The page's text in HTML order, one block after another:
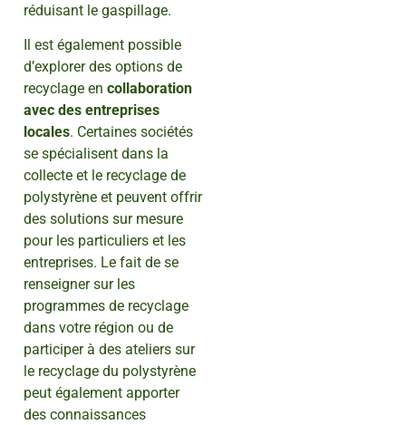
réduisant le gaspillage.
Il est également possible
d’explorer des options de
recyclage en collaboration
avec des entreprises
locales. Certaines sociétés
se spécialisent dans la
collecte et le recyclage de
polystyrène et peuvent offrir
des solutions sur mesure
pour les particuliers et les
entreprises. Le fait de se
renseigner sur les
programmes de recyclage
dans votre région ou de
participer à des ateliers sur
le recyclage du polystyrène
peut également apporter
des connaissances